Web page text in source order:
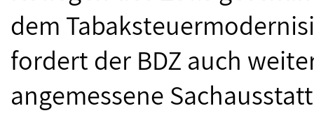
dem
fordert der BDZ auch
angemessene